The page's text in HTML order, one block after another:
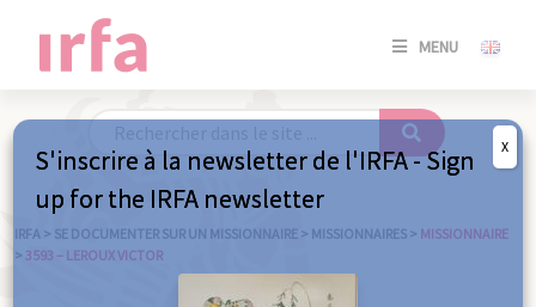
MENU
SE
/
IRFA > SE DOCUMENTER SUR UN MISSIONNAIRE > MISSIONNAIRES > MISSIONNAIRE
> 3593 – LEROUX VICTOR
S'inscrire à la newsletter de l'IRFA - Sign
up for the IRFA newsletter
X